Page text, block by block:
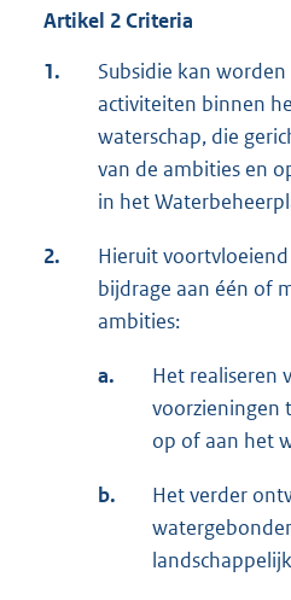
Artikel 2 Criteria
1.
Subsidie kan
activiteiten binnen
waterschap, die
van de ambities en
in het
2.
Hieruit
bijdrage aan één of
ambities:
a.
Het realiseren
voorzieningen
op of aan het
b.
Het verder